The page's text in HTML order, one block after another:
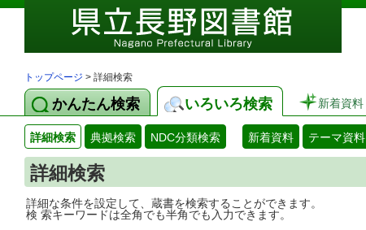
トップページ > 詳細検索
かんたん検索 いろいろ検索 新着資料
詳細検索 典拠検索 NDC分類検索 新着資料 テーマ資料
詳細検索
詳細な条件を設定して、蔵書を検索することができます。
検 索キーワードは全角でも半角でも入力できます。